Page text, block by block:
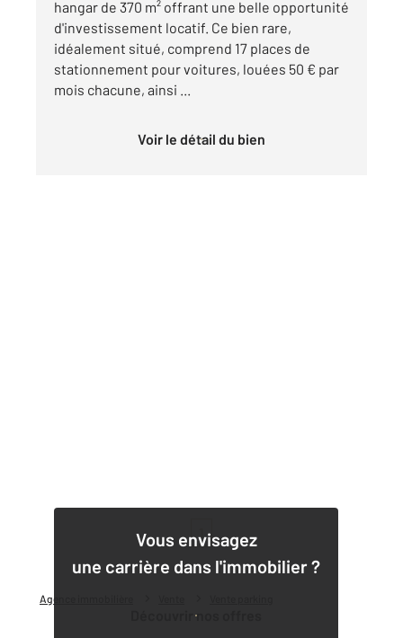
Agence immobilière
hangar de 370 m² offrant une belle opportunité
d'investissement locatif. Ce bien rare,
idéalement situé, comprend 17 places de
stationnement pour voitures, louées 50 € par
mois chacune, ainsi ...
Voir le détail du bien
Vous envisagez
une carrière dans l'immobilier ?
Découvrir nos offres
1